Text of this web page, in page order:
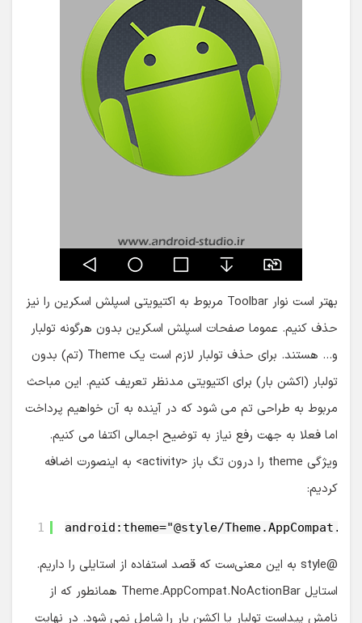
بهتر است نوار Toolbar مربوط به اکتیویتی اسپلش اسکرین را نیز
حذف کنیم. عموما صفحات اسپلش اسکرین بدون هرگونه تولبار
و… هستند. برای حذف تولبار لازم است یک Theme (تم) بدون
تولبار (اکشن بار) برای اکتیویتی مدنظر تعریف کنیم. این مباحث
مربوط به طراحی تم می شود که در آینده به آن خواهیم پرداخت
اما فعلا به جهت رفع نیاز به توضیح اجمالی اکتفا می کنیم.
ویژگی theme را درون تگ باز <activity> به اینصورت اضافه
کردیم:
1 android:theme="@style/
@style به این معنی‌ست که قصد استفاده از استایلی را داریم.
استایل Theme.AppCompat.NoActionBar همانطور که از
نامش پیداست تولبار یا اکشن بار را شامل نمی شود. در نهایت